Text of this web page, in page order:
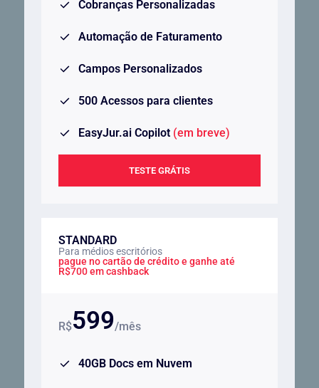
Cobranças Personalizadas
Automação de Faturamento
Campos Personalizados
500 Acessos para clientes
EasyJur.ai Copilot (em breve)
TESTE GRÁTIS
STANDARD
Para médios escritórios
pague no cartão de crédito e ganhe até
R$700 em cashback
R$599/mês
40GB Docs em Nuvem